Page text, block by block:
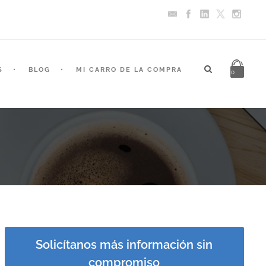
BLOG MI CARRO DE LA COMPRA 0
Solicítanos más información sin
compromiso